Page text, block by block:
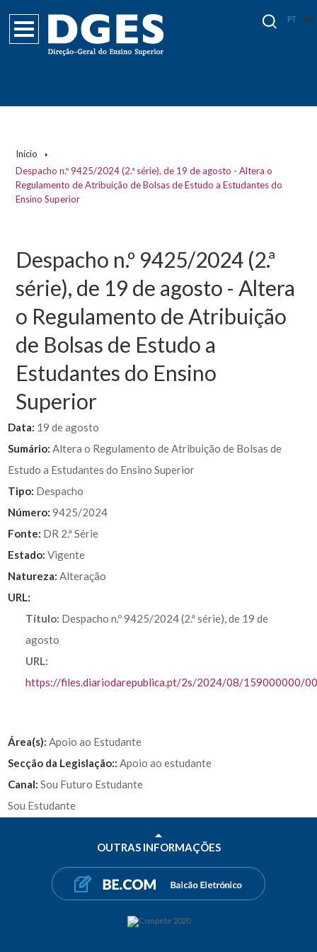
PT EN
Início
Despacho n.º 9425/2024 (2.ª série), de 19 de agosto - Altera o
Regulamento de Atribuição de Bolsas de Estudo a Estudantes do
Ensino Superior
Despacho n.º 9425/2024 (2.ª
série), de 19 de agosto - Altera
o Regulamento de Atribuição
de Bolsas de Estudo a
Estudantes do Ensino
Superior
Data: 19 de agosto
Sumário:Altera o Regulamento de Atribuição de Bolsas de
Estudo a Estudantes do Ensino Superior
Tipo: Despacho
Número:9425/2024
Fonte: DR 2.ª Série
Estado:Vigente
Natureza:Alteração
URL:
Título: Despacho n.º 9425/2024 (2.ª série), de 19 de
agosto
URL:
https://files.diariodarepublica.pt/2s/2024/08/159000000/
Área(s):Apoio ao Estudante
Secção da Legislação::Apoio ao estudante
Canal:Sou Futuro Estudante
Sou Estudante
OUTRAS INFORMAÇÕES